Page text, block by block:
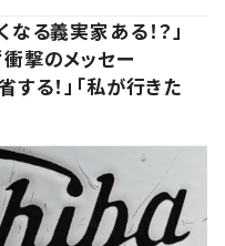
なる義実家ある！？」
撃のメッセー
る！」「私が行きた